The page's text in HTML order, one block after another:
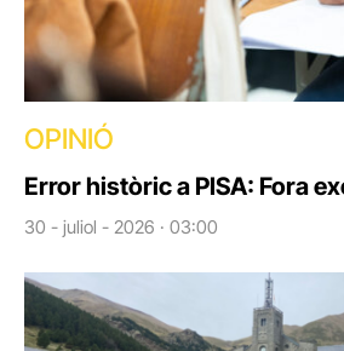
OPINIÓ
Error històric a PISA: Fora
30 - juliol - 2026 · 03:00